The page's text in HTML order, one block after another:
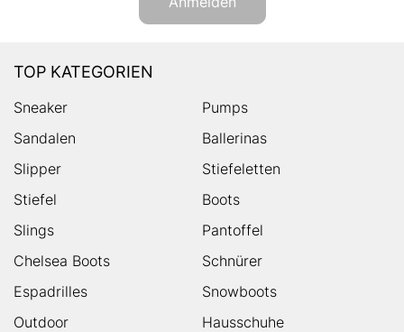
TOP KATEGORIEN
Sneaker
Pumps
Sandalen
Ballerinas
Slipper
Stiefeletten
Stiefel
Boots
Slings
Pantoffel
Chelsea Boots
Schnürer
Espadrilles
Snowboots
Outdoor
Hausschuhe